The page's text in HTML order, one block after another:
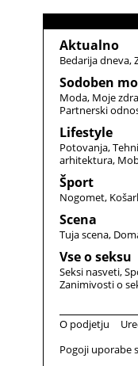
Aktualno
Bedarija dneva
Sodoben
Moda Moje
Partnerski
Lifestyle
Potovanja
arhitektura
Šport
Nogomet
Scena
Tuja scena
Vse o seksu
Seksi nasveti
Zanimivosti o
O podjetju
Pogoji uporabe